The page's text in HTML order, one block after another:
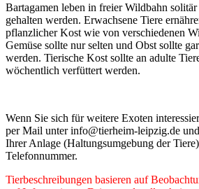
Bartagamen leben in freier Wildbahn
gehalten werden. Erwachsene Tiere
pflanzlicher Kost wie von verschiedenen
Gemüse sollte nur selten und Obst sollte
werden. Tierische Kost sollte an adulte
wöchentlich verfüttert werden.
Wenn Sie sich für weitere Exoten
per Mail unter info@tierheim-leipzig.de
Ihrer Anlage (Haltungsumgebung der
Telefonnummer.
Tierbeschreibungen basieren auf